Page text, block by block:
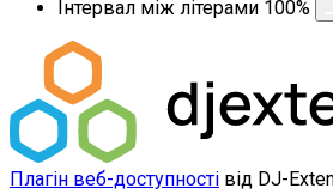
Інтервал між літерами 100%
Плагін веб-доступності від DJ-